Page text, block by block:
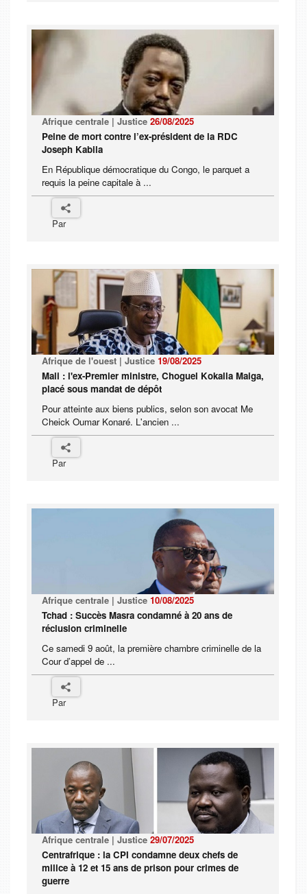
Afrique centrale | Justice 26/08/2025
Peine de mort contre l’ex-président de la RDC
Joseph Kabila
En République démocratique du Congo, le parquet a
requis la peine capitale à ...
Par
Afrique de l'ouest | Justice 19/08/2025
Mali : l'ex-Premier ministre, Choguel Kokalla Maiga,
placé sous mandat de dépôt
Pour atteinte aux biens publics, selon son avocat Me
Cheick Oumar Konaré. L'ancien ...
Par
Afrique centrale | Justice 10/08/2025
Tchad : Succès Masra condamné à 20 ans de
réclusion criminelle
Ce samedi 9 août, la première chambre criminelle de la
Cour d’appel de ...
Par
Afrique centrale | Justice 29/07/2025
Centrafrique : la CPI condamne deux chefs de
milice à 12 et 15 ans de prison pour crimes de
guerre